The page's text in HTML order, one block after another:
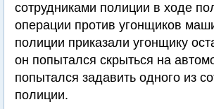
сотрудниками полиции в ходе
операции против угонщиков
полиции приказали угонщику
он попытался скрыться на
попытался задавить одного из
полиции.